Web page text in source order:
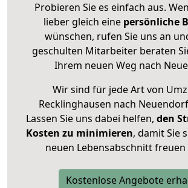
Probieren Sie es einfach aus.
lieber gleich eine persönliche
wünschen, rufen Sie uns an
geschulten Mitarbeiter beraten
Ihrem neuen Weg nach
Wir sind für jede Art von
Recklinghausen nach
Lassen Sie uns dabei helfen, den
Kosten zu minimieren, damit Sie
neuen Lebensabschnitt
Kostenlose Angebote